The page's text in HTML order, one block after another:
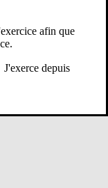
afin que
J'exerce depuis